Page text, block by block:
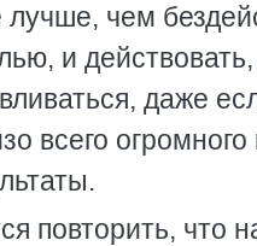
чем
и
даже
всего
повторить, что